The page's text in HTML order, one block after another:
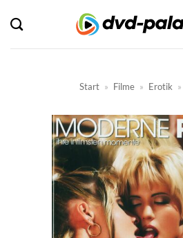
Inhalt
springen
Start » Filme » Erotik »